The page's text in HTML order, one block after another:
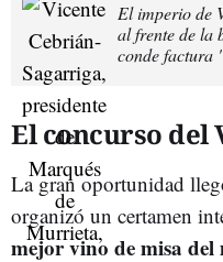
El imperio de
al frente de la
conde factura
El concurso del
La gran oportunidad
organizó un certamen
mejor vino de misa del